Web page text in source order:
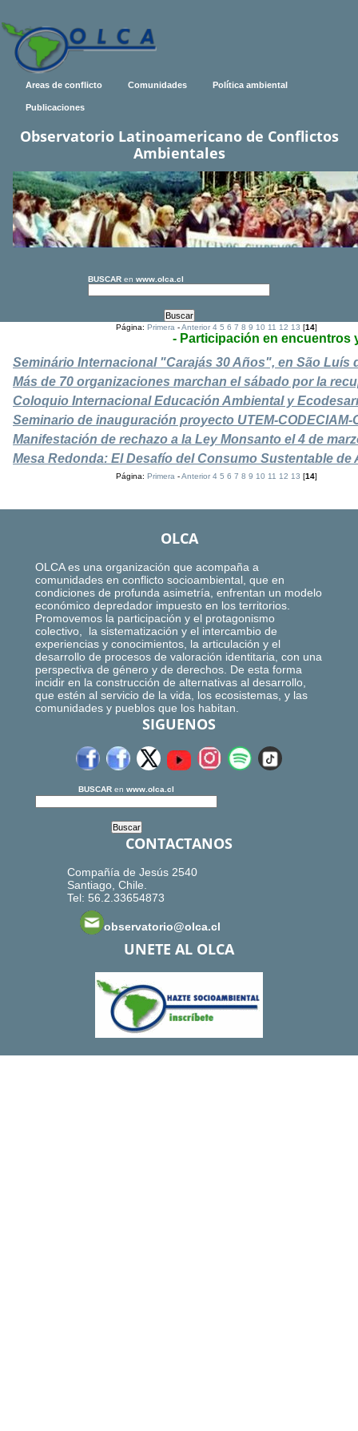
Areas de conflicto Comunidades Política ambiental
Publicaciones
Observatorio Latinoamericano de Conflictos
Ambientales
BUSCAR en www.olca.cl
Página:Primera -Anterior 4 5 6 7 8 9 10 11 12 13 [14]
- Participación en encuentros
Seminário Internacional "Carajás 30 Años", en São Luís
Más de 70 organizaciones marchan el sábado por la
Coloquio Internacional Educación Ambiental y
Seminario de inauguración proyecto UTEM-CODECIAM-
Manifestación de rechazo a la Ley Monsanto el 4 de
Mesa Redonda: El Desafío del Consumo Sustentable de
Página:Primera -Anterior 4 5 6 7 8 9 10 11 12 13 [14]
OLCA
OLCA es una organización que acompaña a
comunidades en conflicto socioambiental, que en
condiciones de profunda asimetría, enfrentan un modelo
económico depredador impuesto en los territorios.
Promovemos la participación y el protagonismo
colectivo, la sistematización y el intercambio de
experiencias y conocimientos, la articulación y el
desarrollo de procesos de valoración identitaria, con una
perspectiva de género y de derechos. De esta forma
incidir en la construcción de alternativas al desarrollo,
que estén al servicio de la vida, los ecosistemas, y las
comunidades y pueblos que los habitan.
SIGUENOS
BUSCAR en www.olca.cl
CONTACTANOS
Compañía de Jesús 2540
Santiago, Chile.
Tel: 56.2.33654873
observatorio@olca.cl
UNETE AL OLCA